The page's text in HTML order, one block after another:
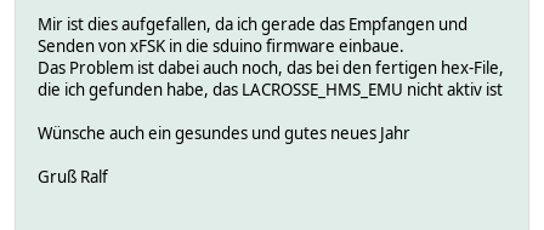
Mir ist dies aufgefallen, da ich gerade das Empfangen und
Senden von xFSK in die sduino firmware einbaue.
Das Problem ist dabei auch noch, das bei den fertigen hex-File,
die ich gefunden habe, das LACROSSE_HMS_EMU nicht aktiv ist
Wünsche auch ein gesundes und gutes neues Jahr
Gruß Ralf